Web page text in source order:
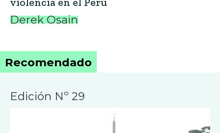
Derek Osain
Recomendado
Edición Nº 29